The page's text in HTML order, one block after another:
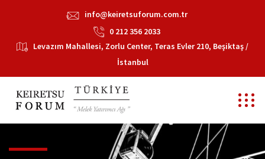
info@keiretsuforum.com.tr
0 212 356 2033
Levazım Mahallesi, Zorlu Center, Teras Evler 210, Beşiktaş /
İstanbul